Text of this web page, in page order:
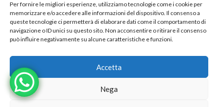
Per fornire le migliori esperienze, utilizziamo tecnologie come i cookie per
memorizzare e/o accedere alle informazioni del dispositivo. Il consenso a
queste tecnologie ci permetterà di elaborare dati come il comportamento di
navigazione o ID unici su questo sito. Non acconsentire o ritirare il consenso
può influire negativamente su alcune caratteristiche e funzioni.
Accetta
Nega
LINK UTILI
ORARI NEGOZIO
Powered byReal.Pro.Webcopyright© 2026 in collaborazione con
Mac Sistemi